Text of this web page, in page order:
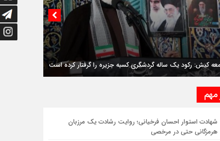
کیش: رکود یک ساله گردشگری کسبه جزیره را گرفتار کرده است
مهم
شهادت استوار احسان فرخیانی؛ روایت رشادت یک مرزبان
هرمزگانی حتی در مرخصی